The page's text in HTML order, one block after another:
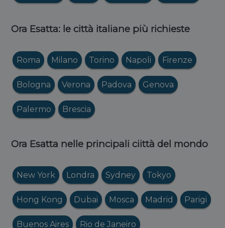
Ora Esatta: le città italiane più richieste
Roma Milano Torino Napoli Firenze
Bologna Verona Padova Genova
Palermo Brescia
Ora Esatta nelle principali ciittà del mondo
New York Londra Sydney Tokyo
Hong Kong Dubai Mosca Madrid Parigi
Buenos Aires Rio de Janeiro